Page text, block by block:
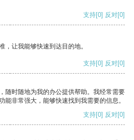
支持[0] 反对[0]
，让我能够快速到达目的地。
支持[0] 反对[0]
随时随地为我的办公提供帮助。我经常需要
能非常强大，能够快速找到我需要的信息。
支持[0] 反对[0]